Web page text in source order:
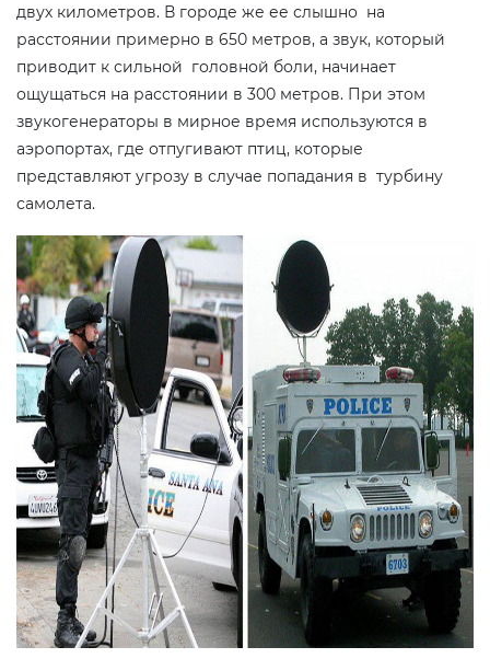
двух километров. В городе же ее слышно на
расстоянии примерно в 650 метров, а звук, который
приводит к сильной головной боли, начинает
ощущаться на расстоянии в 300 метров. При этом
звукогенераторы в мирное время используются в
аэропортах, где отпугивают птиц, которые
представляют угрозу в случае попадания в турбину
самолета.